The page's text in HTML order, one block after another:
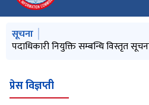
मुख्य नेभिगेसनमा जानुहोस्
सूचना
पदाधिकारी नियुक्ति सम्बन्धि विस्तृत
प्रेस विज्ञप्ती